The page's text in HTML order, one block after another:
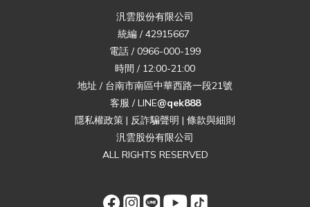
汎雲股份有限公司
統編 / 42915667
電話 / 0966-000-199
時間 / 12:00-21:00
地址 / 台南市南區中華西路一段21號
客服 / LINE@qek888
隱私權政策 | 反詐騙聲明 | 條款與細則
汎雲股份有限公司
ALL RIGHTS RESERVED